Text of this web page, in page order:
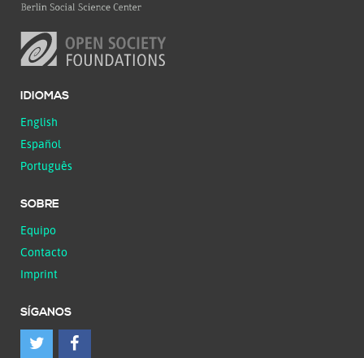
IDIOMAS
English
Español
Português
SOBRE
Equipo
Contacto
Imprint
SÍGANOS